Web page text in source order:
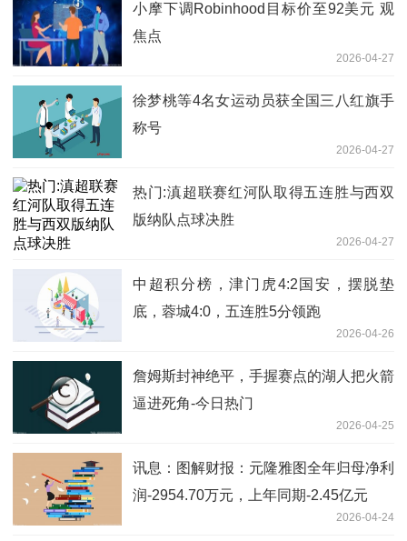
小摩下调Robinhood目标价至92美元 观
焦点
2026-04-27
徐梦桃等4名女运动员获全国三八红旗手
称号
2026-04-27
热门:滇超联赛红河队取得五连胜与西双
版纳队点球决胜
2026-04-27
中超积分榜，津门虎4:2国安，摆脱垫
底，蓉城4:0，五连胜5分领跑
2026-04-26
詹姆斯封神绝平，手握赛点的湖人把火箭
逼进死角-今日热门
2026-04-25
讯息：图解财报：元隆雅图全年归母净利
润-2954.70万元，上年同期-2.45亿元
2026-04-24